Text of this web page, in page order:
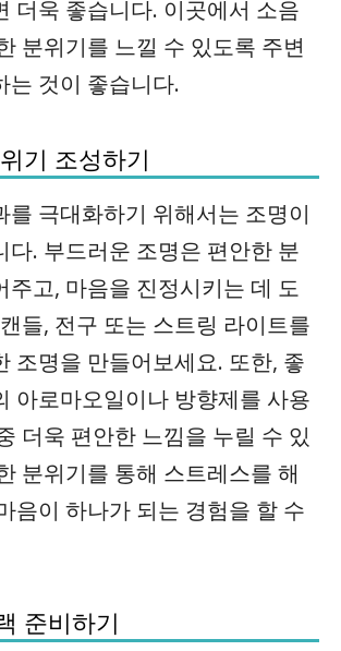
더욱 좋습니다. 이곳에서 소음
분위기를 느낄 수 있도록 주변
는 것이 좋습니다.
기 조성하기
를 극대화하기 위해서는 조명이
다. 부드러운 조명은 편안한 분
주고, 마음을 진정시키는 데 도
들, 전구 또는 스트링 라이트를
조명을 만들어보세요. 또한, 좋
아로마오일이나 방향제를 사용
더욱 편안한 느낌을 누릴 수 있
분위기를 통해 스트레스를 해
음이 하나가 되는 경험을 할 수
준비하기